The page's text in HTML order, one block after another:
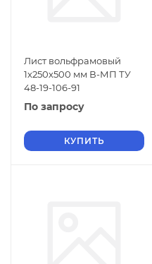
Лист вольфрамовый
1х250х500 мм В-МП ТУ
48-19-106-91
По запросу
КУПИТЬ